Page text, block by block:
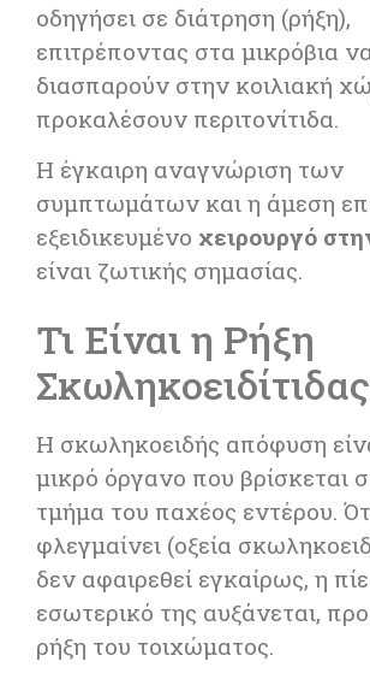
οδηγήσει σε διάτρηση (ρήξη),
επιτρέποντας στα μικρόβια
διασπαρούν στην κοιλιακή
προκαλέσουν περιτονίτιδα.
Η έγκαιρη αναγνώριση των
συμπτωμάτων και η άμεση
εξειδικευμένο χειρουργό
είναι ζωτικής σημασίας.
Τι Είναι η Ρήξη
Η σκωληκοειδής απόφυση
μικρό όργανο που βρίσκεται
τμήμα του παχέος εντέρου.
φλεγμαίνει (οξεία
δεν αφαιρεθεί εγκαίρως, η
εσωτερικό της αυξάνεται,
ρήξη του τοιχώματος.